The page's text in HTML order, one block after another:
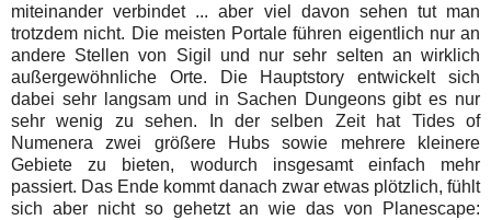
miteinander verbindet ... aber viel davon sehen tut man
trotzdem nicht. Die meisten Portale führen eigentlich nur an
andere Stellen von Sigil und nur sehr selten an wirklich
außergewöhnliche Orte. Die Hauptstory entwickelt sich
dabei sehr langsam und in Sachen Dungeons gibt es nur
sehr wenig zu sehen. In der selben Zeit hat Tides of
Numenera zwei größere Hubs sowie mehrere kleinere
Gebiete zu bieten, wodurch insgesamt einfach mehr
passiert. Das Ende kommt danach zwar etwas plötzlich, fühlt
sich aber nicht so gehetzt an wie das von Planescape: